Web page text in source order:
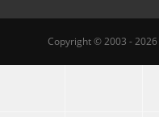
Copyright © 2003 - 2026